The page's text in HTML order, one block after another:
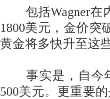
包括Wagner在
1800美元，金价突
黄金将多快升至这
事实是，自今年
500美元。更重要